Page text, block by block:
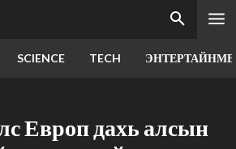
SCIENCE TECH
Европ дахь алсын